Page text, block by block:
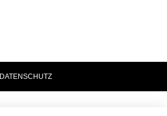
DATENSCHUTZ